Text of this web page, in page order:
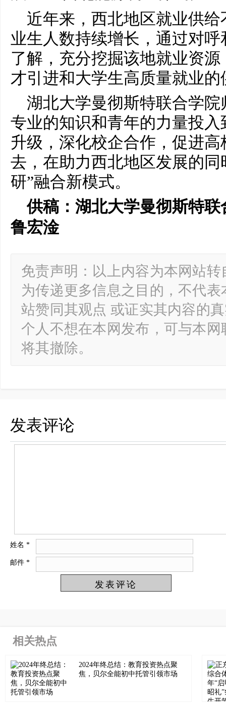
近年来，西北地区就业供
业生人数持续增长，通过对
了解，充分挖掘该地就业资
才引进和大学生高质量就业的
湖北大学曼彻斯特联合学
专业的知识和青年的力量投
升级，深化校企合作，促进
去，在助力西北地区发展的同
研”融合新模式。
供稿：湖北大学曼彻斯特
鲁宏淦
免责声明：以上内容为本网站
为传递更多信息之目的，不代
站赞同其观点 或证实其内容的
个人不想在本网发布，可与本
将其撤除。
发表评论
姓名 *
邮件 *
相关热点
2024年终总结：教育投资热点聚
焦，贝尔全能初中托管引领市场